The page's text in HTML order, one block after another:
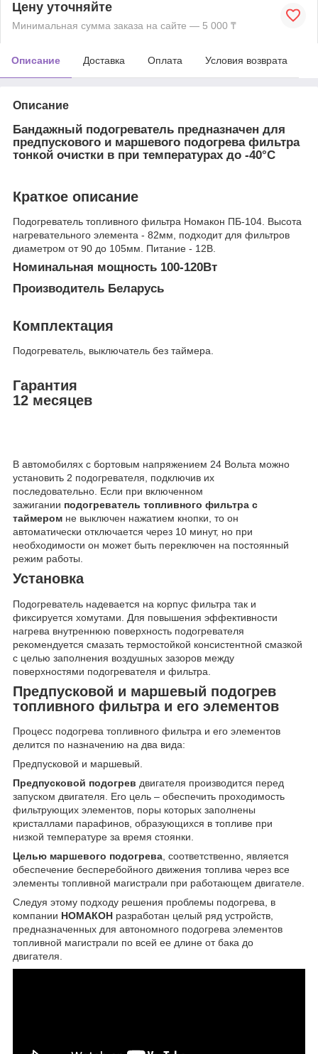
Цену уточняйте
Минимальная сумма заказа на сайте — 5 000 ₸
Описание Доставка Оплата Условия возврата
Описание
Бандажный подогреватель предназначен для
предпускового и маршевого подогрева фильтра
тонкой очистки в при температурах до -40°С
Краткое описание
Подогреватель топливного фильтра Номакон ПБ-104. Высота
нагревательного элемента - 82мм, подходит для фильтров
диаметром от 90 до 105мм. Питание - 12В.
Номинальная мощность 100-120Вт
Производитель Беларусь
Комплектация
Подогреватель, выключатель без таймера.
Гарантия
12 месяцев
В автомобилях с бортовым напряжением 24 Вольта можно
установить 2 подогревателя, подключив их
последовательно. Если при включенном
зажигании подогреватель топливного фильтра с
таймером не выключен нажатием кнопки, то он
автоматически отключается через 10 минут, но при
необходимости он может быть переключен на постоянный
режим работы.
Установка
Подогреватель надевается на корпус фильтра так и
фиксируется хомутами. Для повышения эффективности
нагрева внутреннюю поверхность подогревателя
рекомендуется смазать термостойкой консистентной смазкой
с целью заполнения воздушных зазоров между
поверхностями подогревателя и фильтра.
Предпусковой и маршевый подогрев
топливного фильтра и его элементов
Процесс подогрева топливного фильтра и его элементов
делится по назначению на два вида:
Предпусковой и маршевый.
Предпусковой подогрев двигателя производится перед
запуском двигателя. Его цель – обеспечить проходимость
фильтрующих элементов, поры которых заполнены
кристаллами парафинов, образующихся в топливе при
низкой температуре за время стоянки.
Целью маршевого подогрева, соответственно, является
обеспечение бесперебойного движения топлива через все
элементы топливной магистрали при работающем двигателе.
Следуя этому подходу решения проблемы подогрева, в
компании НОМАКОН разработан целый ряд устройств,
предназначенных для автономного подогрева элементов
топливной магистрали по всей ее длине от бака до
двигателя.